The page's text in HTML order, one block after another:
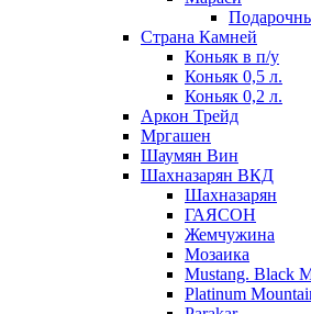
Страна Камней
Коньяк в п/у
Коньяк 0,5 л.
Коньяк 0,2 л.
Аркон Трейд
Мргашен
Шаумян Вин
Шахназарян ВКД
Шахназарян
ГАЯСОН
Жемчужина
Мозаика
Mustang. Black
Platinum